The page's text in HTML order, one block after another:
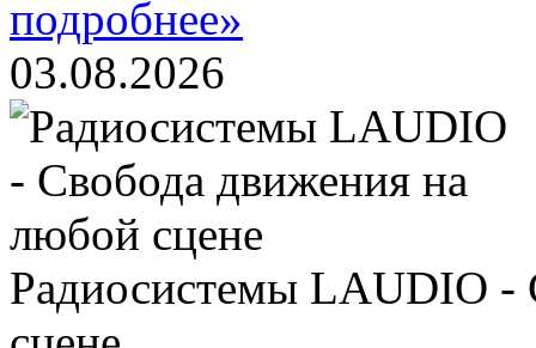
подробнее»
03.08.2026
Радиосистемы LAUDIO -